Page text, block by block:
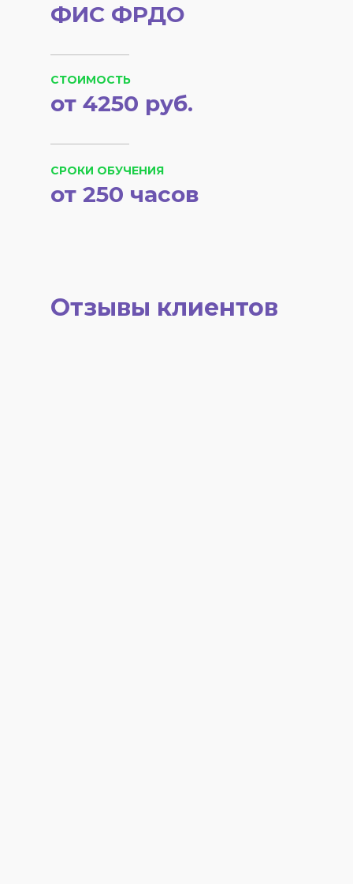
ФИС ФРДО
СРОКИ ОБУЧЕНИЯ
СТОИМОСТЬ
от 250 часов
от 4250 руб.
Отзывы клиентов